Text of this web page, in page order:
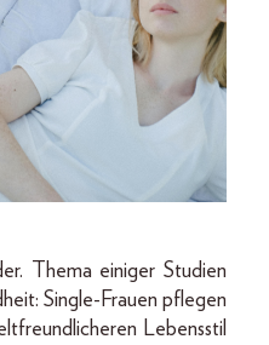
Thema einiger Studien
Single-Frauen pflegen
Lebensstil